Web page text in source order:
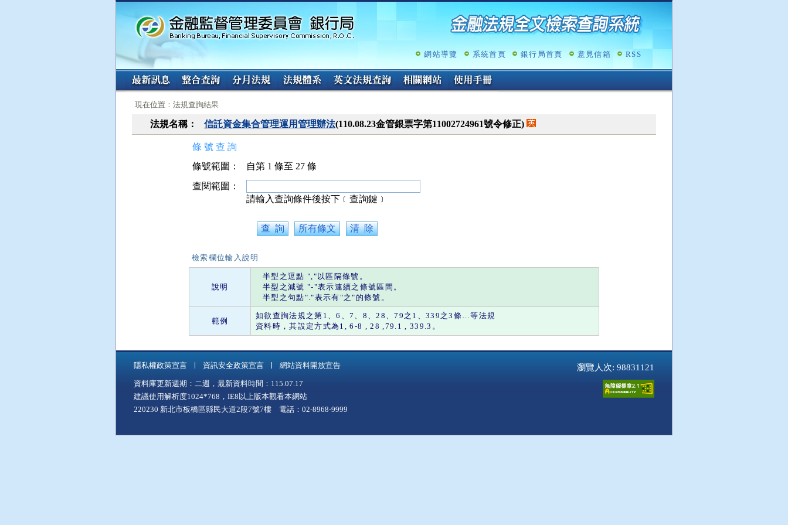
跳
容
網站導覽 系統首頁 銀行局首頁 意見信箱 RSS
:::
現在位置：法規查詢結果
法規名稱： 信託資金集合管理運用管理辦法(110.08.23金管銀票字第11002724961號令修正)
條 號 查 詢
條號範圍：
自第 1 條至 27 條
查閱範圍：
請輸入查詢條件後按下﹝查詢鍵﹞
檢索欄位輸入說明
說明
半型之 逗點 ","以區隔條號。
半型之 減號 "-"表示連續之條號區間。
半型之 句點"."表示有"之"的條號。
範例
如欲查詢法規之第1、6、7、8、28、79之1、339之3條…等法規
資料時，其設定方式為1, 6-8 , 28 ,79.1 , 339.3。
隱私權政策宣言 資訊安全政策宣言 網站資料開放宣告 瀏覽人次: 98831121
資料庫更新週期：二週，最新資料時間：115.07.17
建議使用解析度1024*768，IE8以上版本觀看本網站
220230 新北市板橋區縣民大道2段7號7樓 電話：02-8968-9999